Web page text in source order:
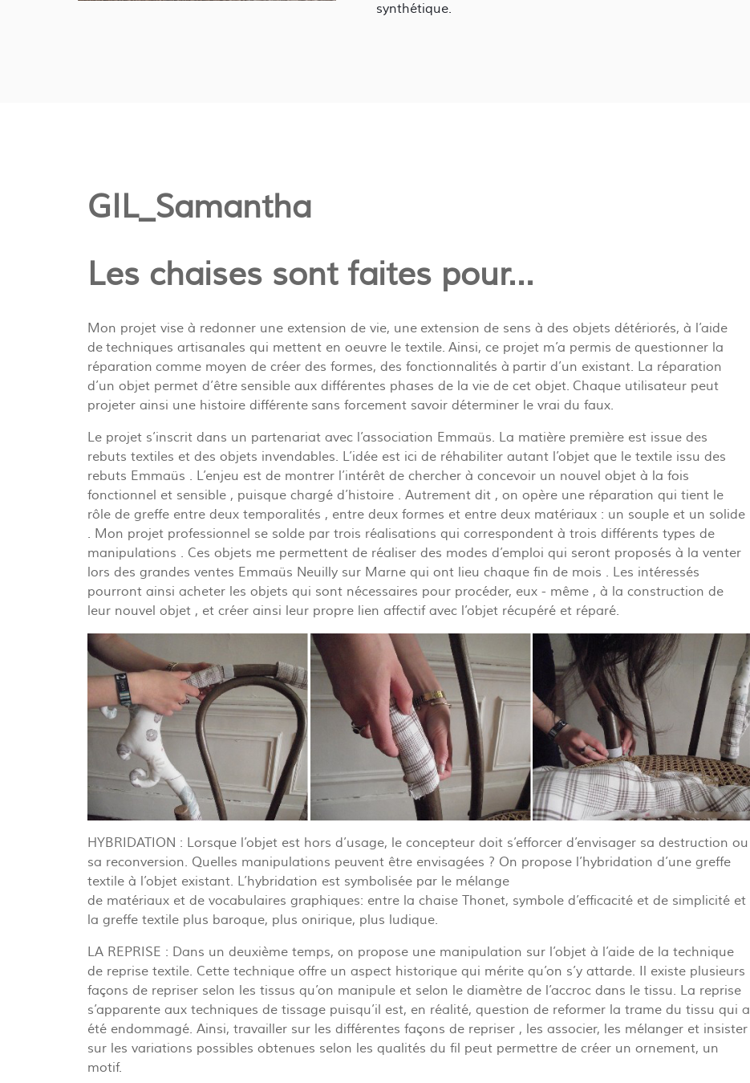
synthétique.
GIL_Samantha
Les chaises sont faites pour...
Mon projet vise à redonner une extension de vie, une extension de sens à des objets détériorés, à l’aide
de techniques artisanales qui mettent en oeuvre le textile. Ainsi, ce projet m’a permis de questionner la
réparation comme moyen de créer des formes, des fonctionnalités à partir d’un existant. La réparation
d’un objet permet d’être sensible aux différentes phases de la vie de cet objet. Chaque utilisateur peut
projeter ainsi une histoire différente sans forcement savoir déterminer le vrai du faux.
Le projet s’inscrit dans un partenariat avec l’association Emmaüs. La matière première est issue des
rebuts textiles et des objets invendables. L’idée est ici de réhabiliter autant l’objet que le textile issu des
rebuts Emmaüs . L’enjeu est de montrer l’intérêt de chercher à concevoir un nouvel objet à la fois
fonctionnel et sensible , puisque chargé d’histoire . Autrement dit , on opère une réparation qui tient le
rôle de greffe entre deux temporalités , entre deux formes et entre deux matériaux : un souple et un solide
. Mon projet professionnel se solde par trois réalisations qui correspondent à trois différents types de
manipulations . Ces objets me permettent de réaliser des modes d’emploi qui seront proposés à la venter
lors des grandes ventes Emmaüs Neuilly sur Marne qui ont lieu chaque fin de mois . Les intéressés
pourront ainsi acheter les objets qui sont nécessaires pour procéder, eux - même , à la construction de
leur nouvel objet , et créer ainsi leur propre lien affectif avec l’objet récupéré et réparé.
HYBRIDATION : Lorsque l’objet est hors d’usage, le concepteur doit s’efforcer d’envisager sa destruction ou
sa reconversion. Quelles manipulations peuvent être envisagées ? On propose l’hybridation d’une greffe
textile à l’objet existant. L’hybridation est symbolisée par le mélange
de matériaux et de vocabulaires graphiques: entre la chaise Thonet, symbole d’efficacité et de simplicité et
la greffe textile plus baroque, plus onirique, plus ludique.
LA REPRISE : Dans un deuxième temps, on propose une manipulation sur l’objet à l’aide de la technique
de reprise textile. Cette technique offre un aspect historique qui mérite qu’on s’y attarde. Il existe plusieurs
façons de repriser selon les tissus qu’on manipule et selon le diamètre de l’accroc dans le tissu. La reprise
s’apparente aux techniques de tissage puisqu’il est, en réalité, question de reformer la trame du tissu qui a
été endommagé. Ainsi, travailler sur les différentes façons de repriser , les associer, les mélanger et insister
sur les variations possibles obtenues selon les qualités du fil peut permettre de créer un ornement, un
motif.